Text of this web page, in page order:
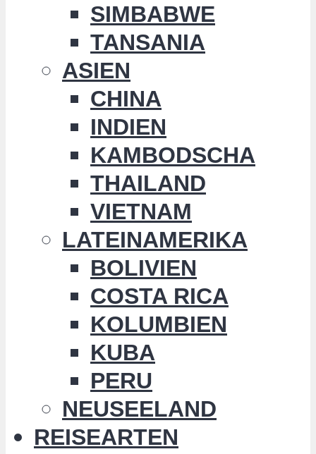
SIMBABWE
TANSANIA
ASIEN
CHINA
INDIEN
KAMBODSCHA
THAILAND
VIETNAM
LATEINAMERIKA
BOLIVIEN
COSTA RICA
KOLUMBIEN
KUBA
PERU
NEUSEELAND
REISEARTEN